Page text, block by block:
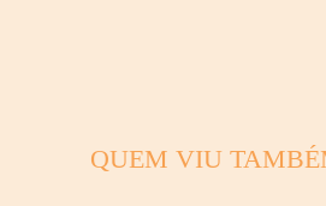
QUEM VIU